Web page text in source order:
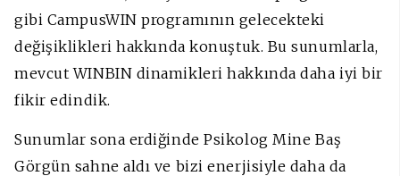
gibi CampusWIN programının gelecekteki
değişiklikleri hakkında konuştuk. Bu sunumlarla,
mevcut WINBIN dinamikleri hakkında daha iyi bir
fikir edindik.
Sunumlar sona erdiğinde Psikolog Mine Baş
Görgün sahne aldı ve bizi enerjisiyle daha da